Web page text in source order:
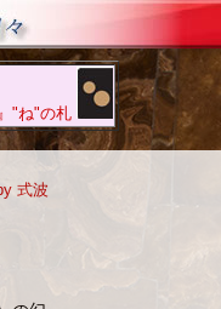
"ね"の札
式波